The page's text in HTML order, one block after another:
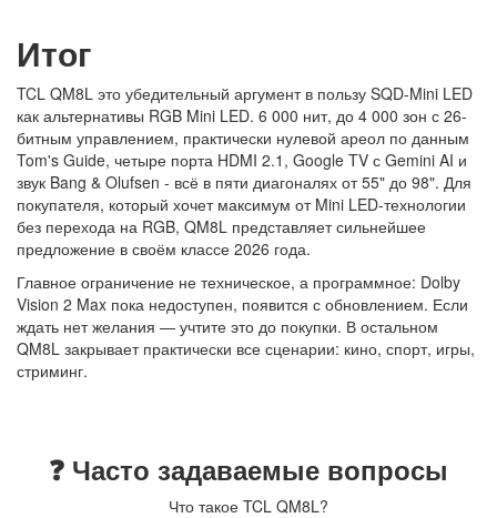
Итог
TCL QM8L это убедительный аргумент в пользу SQD-Mini LED
как альтернативы RGB Mini LED. 6 000 нит, до 4 000 зон с 26-
битным управлением, практически нулевой ареол по данным
Tom's Guide, четыре порта HDMI 2.1, Google TV с Gemini AI и
звук Bang & Olufsen - всё в пяти диагоналях от 55" до 98". Для
покупателя, который хочет максимум от Mini LED-технологии
без перехода на RGB, QM8L представляет сильнейшее
предложение в своём классе 2026 года.
Главное ограничение не техническое, а программное: Dolby
Vision 2 Max пока недоступен, появится с обновлением. Если
ждать нет желания — учтите это до покупки. В остальном
QM8L закрывает практически все сценарии: кино, спорт, игры,
стриминг.
❓ Часто задаваемые вопросы
Что такое TCL QM8L?